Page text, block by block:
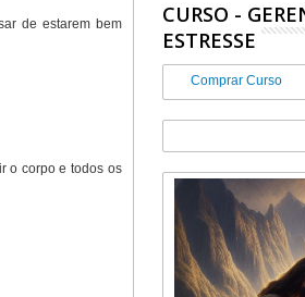
de estarem bem
o corpo e todos os
CURSO -
ESTRESSE
Comprar Curso